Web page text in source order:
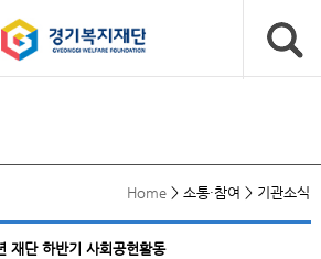
Home > 소통·참여 > 기관소식
재단 하반기 사회공헌활동